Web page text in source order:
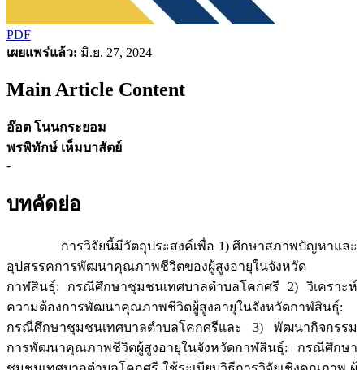
PDF
เผยแพร่แล้ว: มิ.ย. 27, 2024
Main Article Content
อ๊อต โนนกระยอม
พรพิทักษ์ เห็มบาสัตย์
-
บทคัดย่อ
การวิจัยนี้มีวัตถุประสงค์เพื่อ 1) ศึกษาสภาพปัญหาและ
อุปสรรคการพัฒนาคุณภาพชีวิตของผู้สูงอายุในจังหวัด
กาฬสินธุ์: กรณีศึกษาชุมชนเทศบาลตำบลโคกศรี 2) วิเคราะห์
ความต้องการพัฒนาคุณภาพชีวิตผู้สูงอายุในจังหวัดกาฬสินธุ์:
กรณีศึกษาชุมชนเทศบาลตำบลโคกศรีและ 3) พัฒนากิจกรรม
การพัฒนาคุณภาพชีวิตผู้สูงอายุในจังหวัดกาฬสินธุ์: กรณีศึกษา